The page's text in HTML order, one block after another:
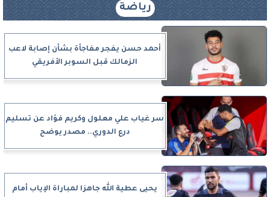
رياضة
أحمد حسن يفجر مفاجأة بشأن إصابة لاعب
الزمالك قبل السوبر الأفريقي
سر غياب علي معلول وكريم فؤاد عن تسليم
درع الدوري.. مصدر يوضح
يحيى عطية الله جاهزا لمباراة الإياب أمام